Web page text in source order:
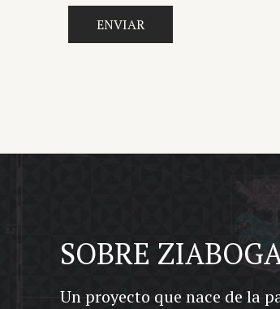
SOBRE
Un proyecto que nace de la